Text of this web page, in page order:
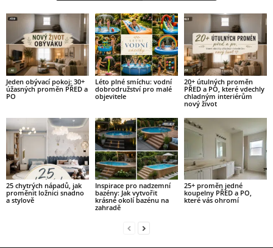
Jeden obývací pokoj: 30+
úžasných proměn PŘED a
PO
Léto plné smíchu: vodní
dobrodružství pro malé
objevitele
20+ útulných proměn
PŘED a PO, které vdechly
chladným interiérům
nový život
25 chytrých nápadů, jak
proměnit ložnici snadno
a stylově
Inspirace pro nadzemní
bazény: Jak vytvořit
krásné okolí bazénu na
zahradě
25+ proměn jedné
koupelny PŘED a PO,
které vás ohromí